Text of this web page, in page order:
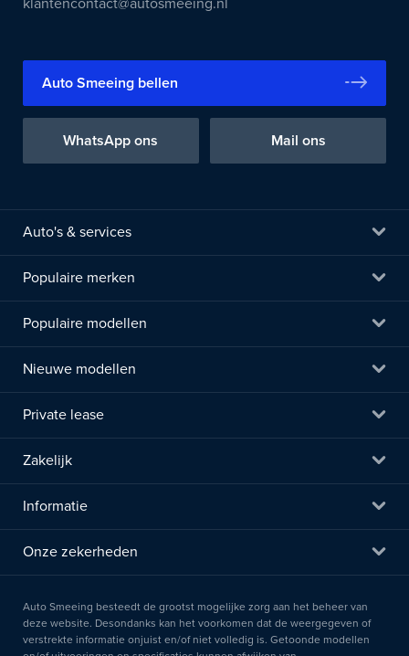
klantencontact@autosmeeing.nl
Auto Smeeing bellen
WhatsApp ons Mail ons
Auto's & services
Populaire merken
Populaire modellen
Nieuwe modellen
Private lease
Zakelijk
Informatie
Onze zekerheden
Auto Smeeing besteedt de grootst mogelijke zorg aan het beheer van
deze website. Desondanks kan het voorkomen dat de weergegeven of
verstrekte informatie onjuist en/of niet volledig is. Getoonde modellen